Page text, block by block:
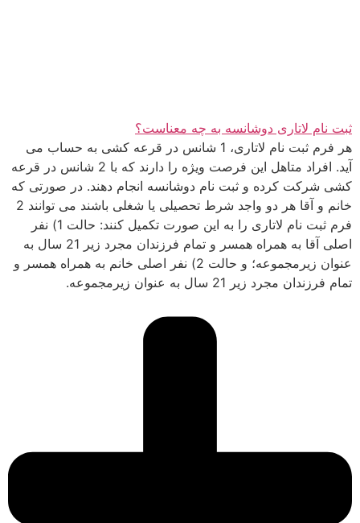
ثبت نام لاتاری دوشانسه به چه معناست؟
هر فرم ثبت نام لاتاری، 1 شانس در قرعه کشی به حساب می
آید. افراد متاهل این فرصت ویژه را دارند که با 2 شانس در قرعه
کشی شرکت کرده و ثبت نام دوشانسه انجام دهند. در صورتی که
خانم و آقا هر دو واجد شرط تحصیلی یا شغلی باشند می توانند 2
فرم ثبت نام لاتاری را به این صورت تکمیل کنند: حالت 1) نفر
اصلی آقا به همراه همسر و تمام فرزندان مجرد زیر 21 سال به
عنوان زیرمجموعه؛ و حالت 2) نفر اصلی خانم به همراه همسر و
تمام فرزندان مجرد زیر 21 سال به عنوان زیرمجموعه.